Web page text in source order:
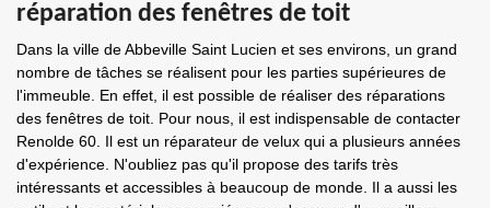
réparation des fenêtres de toit
Dans la ville de Abbeville Saint Lucien et ses environs, un grand
nombre de tâches se réalisent pour les parties supérieures de
l'immeuble. En effet, il est possible de réaliser des réparations
des fenêtres de toit. Pour nous, il est indispensable de contacter
Renolde 60. Il est un réparateur de velux qui a plusieurs années
d'expérience. N'oubliez pas qu'il propose des tarifs très
intéressants et accessibles à beaucoup de monde. Il a aussi les